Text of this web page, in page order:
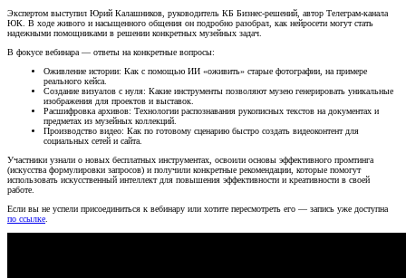
Экспертом выступил Юрий Калашников, руководитель КБ Бизнес-решений, автор Телеграм-канала
ЮК. В ходе живого и насыщенного общения он подробно разобрал, как нейросети могут стать
надежными помощниками в решении конкретных музейных задач.
В фокусе вебинара — ответы на конкретные вопросы:
Оживление истории: Как с помощью ИИ «оживить» старые фотографии, на примере
реального кейса.
Создание визуалов с нуля: Какие инструменты позволяют музею генерировать уникальные
изображения для проектов и выставок.
Расшифровка архивов: Технологии распознавания рукописных текстов на документах и
предметах из музейных коллекций.
Производство видео: Как по готовому сценарию быстро создать видеоконтент для
социальных сетей и сайта.
Участники узнали о новых бесплатных инструментах, освоили основы эффективного промтинга
(искусства формулировки запросов) и получили конкретные рекомендации, которые помогут
использовать искусственный интеллект для повышения эффективности и креативности в своей
работе.
Если вы не успели присоединиться к вебинару или хотите пересмотреть его — запись уже доступна
по ссылке